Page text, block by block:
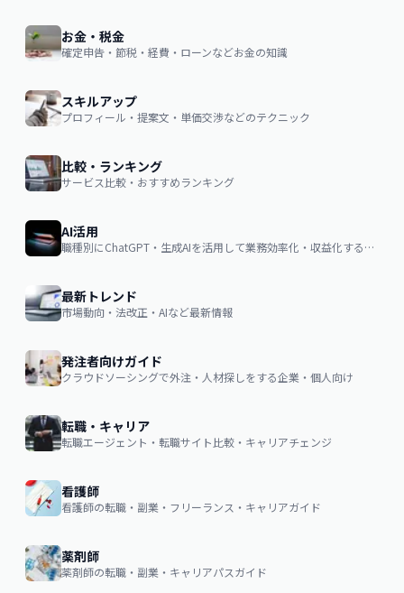
お金・税金
確定申告・節税・経費・ローンなどお金の知識
スキルアップ
プロフィール・提案文・単価交渉などのテクニック
比較・ランキング
サービス比較・おすすめランキング
AI活用
職種別にChatGPT・生成AIを活用して業務効率化・収益化するノウハウ
最新トレンド
市場動向・法改正・AIなど最新情報
発注者向けガイド
クラウドソーシングで外注・人材探しをする企業・個人向け
転職・キャリア
転職エージェント・転職サイト比較・キャリアチェンジ
看護師
看護師の転職・副業・フリーランス・キャリアガイド
薬剤師
薬剤師の転職・副業・キャリアパスガイド